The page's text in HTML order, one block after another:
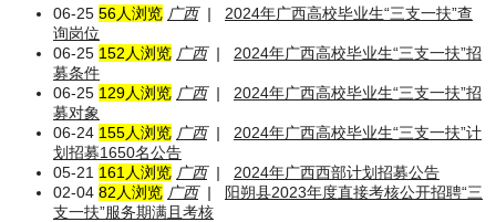
06-25 56人浏览 广西|
2024年广西高校毕业生“三支一扶”查
询岗位
06-25 152人浏览 广西|
2024年广西高校毕业生“三支一扶”招
募条件
06-25 129人浏览 广西|
2024年广西高校毕业生“三支一扶”招
募对象
06-24 155人浏览 广西|
2024年广西高校毕业生“三支一扶”计
划招募1650名公告
05-21 161人浏览 广西|
2024年广西西部计划招募公告
02-04 82人浏览 广西|
阳朔县2023年度直接考核公开招聘“三
支一扶”服务期满且考核